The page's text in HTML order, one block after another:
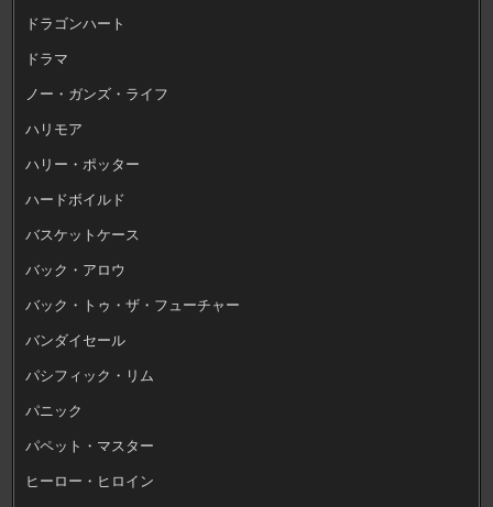
ドラゴンハート
ドラマ
ノー・ガンズ・ライフ
ハリモア
ハリー・ポッター
ハードボイルド
バスケットケース
バック・アロウ
バック・トゥ・ザ・フューチャー
バンダイセール
パシフィック・リム
パニック
パペット・マスター
ヒーロー・ヒロイン